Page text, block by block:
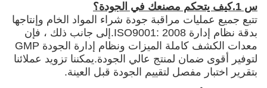
س 1.كيف يتحكم مصنعك في الجودة؟
تتبع جميع عمليات مراقبة جودة شراء المواد الخام وإنتاجها
بدقة نظام إدارة ISO9001: 2008.إلى جانب ذلك ، فإن
معدات الكشف كاملة الميزات ونظام إدارة الجودة GMP
لتوفير أقوى ضمان لمنتج عالي الجودة.يمكننا تزويد عملائنا
بتقرير اختبار مفصل لتقييم الجودة قبل العينة.